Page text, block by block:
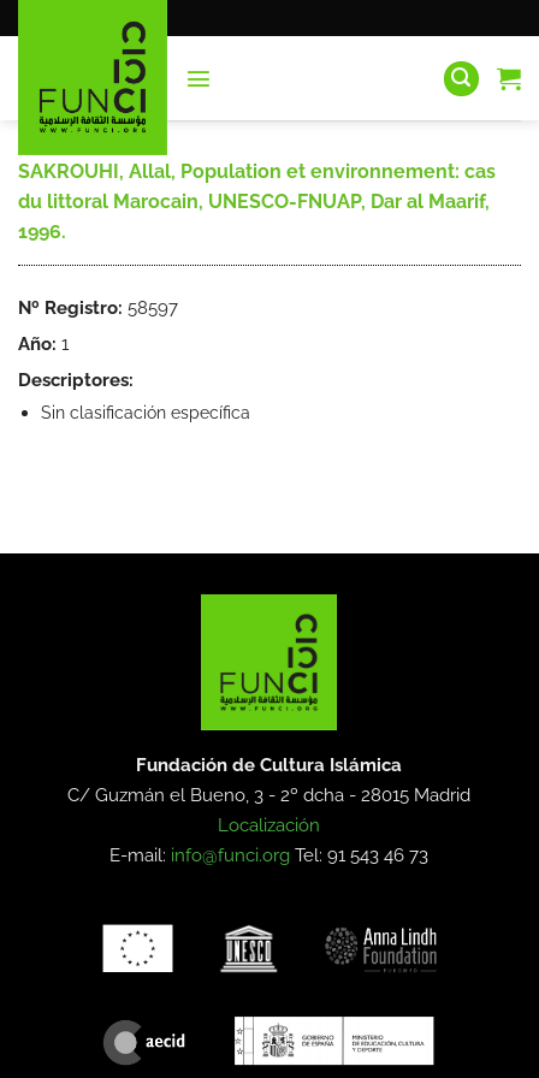
al
SAKROUHI, Allal, Population et environnement: cas
du littoral Marocain, UNESCO-FNUAP, Dar al Maarif,
1996.
Nº Registro: 58597
Año: 1
Descriptores:
Sin clasificación específica
Fundación de Cultura Islámica
C/ Guzmán el Bueno, 3 - 2º dcha -28015 Madrid
Localización
E-mail: info@funci.org Tel: 91 543 46 73